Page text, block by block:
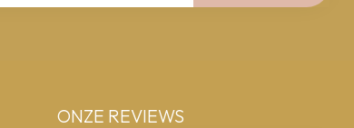
ONZE REVIEWS